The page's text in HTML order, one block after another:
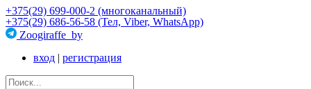
+375(29) 699-000-2 (многоканальный)
+375(29) 686-56-58 (Тел, Viber, WhatsApp)
Zoogiraffe_by
вход | регистрация